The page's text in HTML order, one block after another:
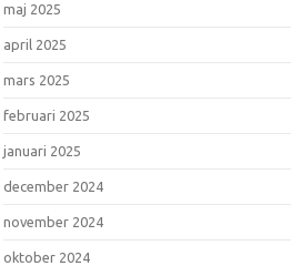
maj 2025
april 2025
mars 2025
februari 2025
januari 2025
december 2024
november 2024
oktober 2024